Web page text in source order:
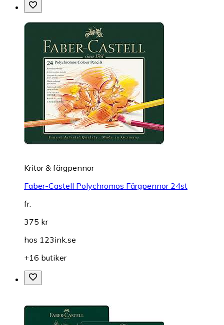
Kritor & färgpennor
Faber-Castell Polychromos Färgpennor 24st
fr.
375 kr
hos 123ink.se
+16 butiker